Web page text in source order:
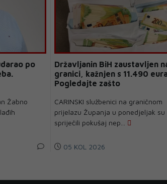
po
Žabno
Državljanin BiH zaustavljen
granici, kažnjen s 11.490
Pogledajte zašto
CARINSKI službenici na graničnom
prijelazu Županja u ponedjeljak su
spriječili pokušaj nep...
05 KOL 2026